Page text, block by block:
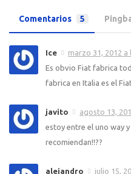
Comentarios 5
Ice
marzo 31, 2012 a
Es obvio Fiat fabrica
fabrica en Italia es el
javito
agosto 13,
estoy entre el uno way
recomiendan!!??
alejandro
julio 15,